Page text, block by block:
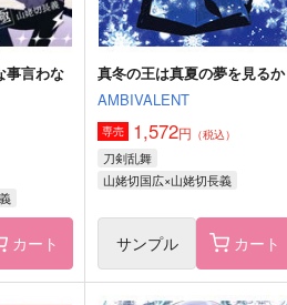
品詳細 サンプル 作品詳細
事言わな
カート
真冬の王は真夏の夢を見るか
AMBIVALENT
専売 1,572円 （税込）
刀剣乱舞
山姥切国広×山姥切長義
サンプル カート